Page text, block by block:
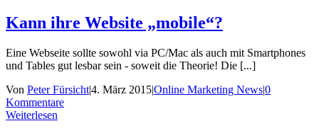
Kann ihre Website „mobile“?
Eine Webseite sollte sowohl via PC/Mac als auch mit Smartphones
und Tables gut lesbar sein - soweit die Theorie! Die [...]
Von Peter Fürsicht|4. März 2015|Online Marketing News|0
Kommentare
Weiterlesen